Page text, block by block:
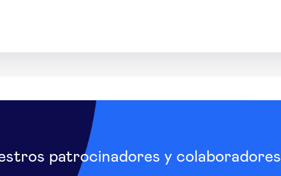
patrocinadores y colaboradores